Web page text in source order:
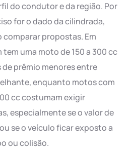
do condutor e da região. Por
for o dado da cilindrada,
comparar propostas. Em
uma moto de 150 a 300 cc
prêmio menores entre
enquanto motos com
cc costumam exigir
especialmente se o valor de
se o veículo ficar exposto a
ou colisão.